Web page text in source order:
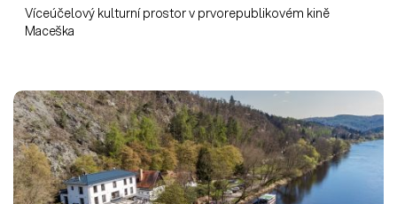
Víceúčelový kulturní prostor v prvorepublikovém kině
Maceška